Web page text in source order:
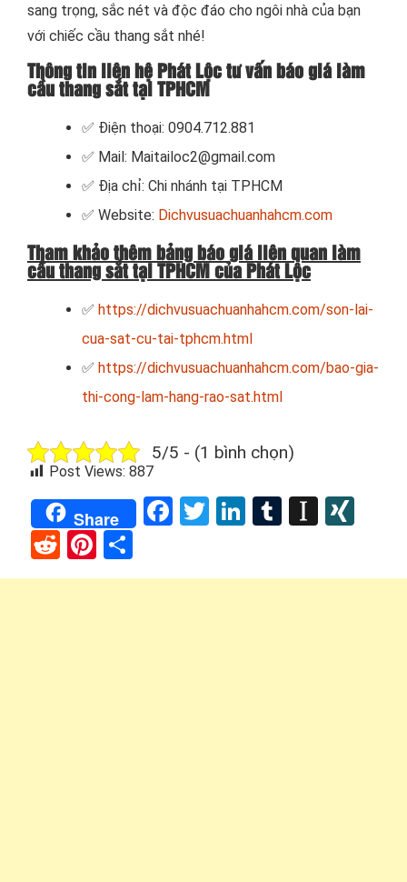
sang trọng, sắc nét và độc đáo cho ngôi nhà của bạn
với chiếc cầu thang sắt nhé!
Thông tin liên hệ Phát Lộc tư vấn báo giá làm
cầu thang sắt tại TPHCM
✅ Điện thoại: 0904.712.881
✅ Mail: Maitailoc2@gmail.com
✅ Địa chỉ: Chi nhánh tại TPHCM
✅ Website: Dichvusuachuanhahcm.com
Tham khảo thêm bảng báo giá liên quan làm
cầu thang sắt tại TPHCM của Phát Lộc
✅ https://dichvusuachuanhahcm.com/son-lai-
cua-sat-cu-tai-tphcm.html
✅ https://dichvusuachuanhahcm.com/bao-gia-
thi-cong-lam-hang-rao-sat.html
5/5 - (1 bình chọn)
Post Views: 887
Share Facebook
TwitterLinkedIn
Tumblr
RedditPinterest